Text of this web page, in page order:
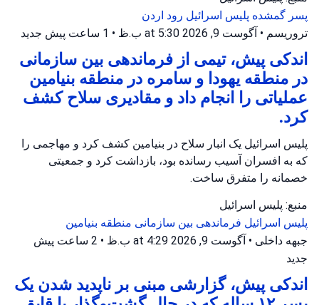
پسر گمشده پلیس اسرائیل رود اردن
تروریسم • آگوست 9, 2026 at 5:30 ب.ظ • 1 ساعت پیش جدید
اندکی پیش، تیمی از فرماندهی بین سازمانی
در منطقه یهودا و سامره در منطقه بنیامین
عملیاتی را انجام داد و مقادیری سلاح کشف
کرد.
پلیس اسرائیل یک انبار سلاح در بنیامین کشف کرد و مهاجمی را
که به افسران آسیب رسانده بود، بازداشت کرد و جمعیتی
خصمانه را متفرق ساخت.
منبع: پلیس اسرائیل
پلیس اسرائیل فرماندهی بین سازمانی منطقه بنیامین
جبهه داخلی • آگوست 9, 2026 at 4:29 ب.ظ • 2 ساعت پیش
جدید
اندکی پیش، گزارشی مبنی بر ناپدید شدن یک